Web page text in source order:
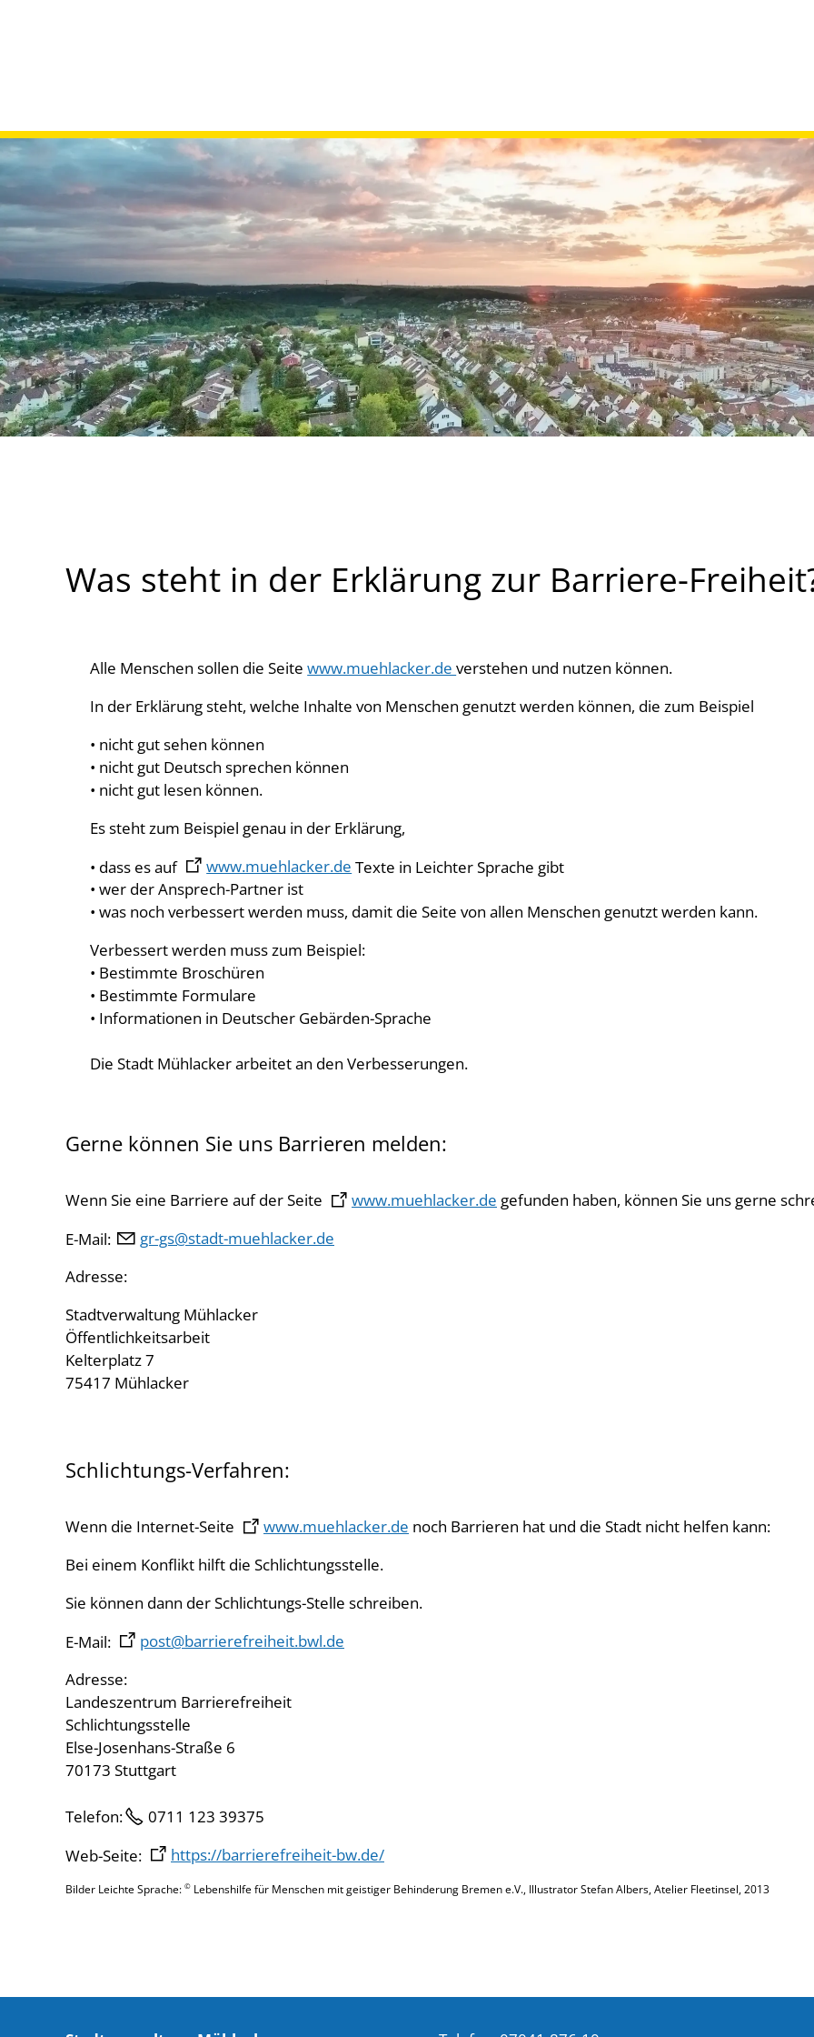
Was steht in der Erklärung zur Barriere-
Alle Menschen sollen die Seitewww.muehlacker.deverstehen und nutzen können.
In der Erklärung steht, welche Inhalte von Menschen genutzt werden können, die zum Beispiel
• nicht gut sehen können
• nicht gut Deutsch sprechen können
• nicht gut lesen können.
Es steht zum Beispiel genau in der Erklärung,
• dass es auf
www.muehlacker.de Texte in Leichter Sprache gibt
• wer der Ansprech-Partner ist
• was noch verbessert werden muss, damit die Seite von allen Menschen genutzt werden kann.
Verbessert werden muss zum Beispiel:
• Bestimmte Broschüren
• Bestimmte Formulare
• Informationen in Deutscher Gebärden-Sprache
Die Stadt Mühlacker arbeitet an den Verbesserungen.
Gerne können Sie uns Barrieren melden:
Wenn Sie eine Barriere auf der Seite www.muehlacker.de gefunden haben, können Sie uns gerne
E-Mail:
gr-gs st dt-m hl ck r d
Adresse:
Stadtverwaltung Mühlacker
Öffentlichkeitsarbeit
Kelterplatz 7
75417 Mühlacker
Schlichtungs-Verfahren:
Wenn die Internet-Seite www.muehlacker.de noch Barrieren hat und die Stadt nicht helfen kann:
Bei einem Konflikt hilft die Schlichtungsstelle.
Sie können dann der Schlichtungs-Stelle schreiben.
E-Mail:
post@barrierefreiheit.bwl.de
Adresse:
Landeszentrum Barrierefreiheit
Schlichtungsstelle
Else-Josenhans-Straße 6
70173 Stuttgart
Telefon:
0711 123 39375
Web-Seite:
https://barrierefreiheit-bw.de/
Bilder Leichte Sprache: © Lebenshilfe für Menschen mit geistiger Behinderung Bremen e.V., Illustrator Stefan Albers, Atelier Fleetinsel, 2013